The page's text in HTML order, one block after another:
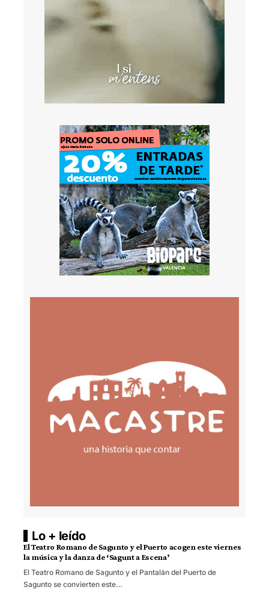
Lo + leído
El Teatro Romano de Sagunto y el Puerto acogen este viernes
la música y la danza de ‘Sagunt a Escena’
El Teatro Romano de Sagunto y el Pantalán del Puerto de
Sagunto se convierten este…